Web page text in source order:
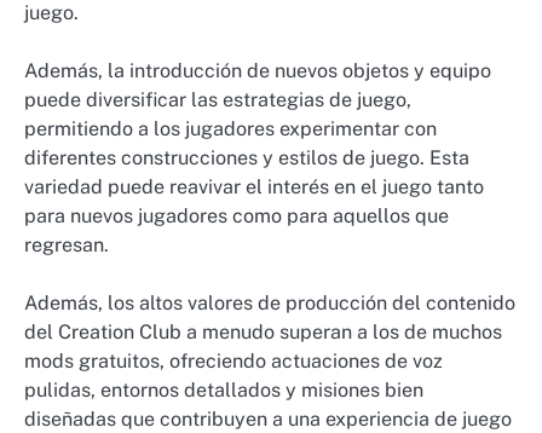
juego.
Además, la introducción de nuevos objetos y equipo
puede diversificar las estrategias de juego,
permitiendo a los jugadores experimentar con
diferentes construcciones y estilos de juego. Esta
variedad puede reavivar el interés en el juego tanto
para nuevos jugadores como para aquellos que
regresan.
Además, los altos valores de producción del contenido
del Creation Club a menudo superan a los de muchos
mods gratuitos, ofreciendo actuaciones de voz
pulidas, entornos detallados y misiones bien
diseñadas que contribuyen a una experiencia de juego